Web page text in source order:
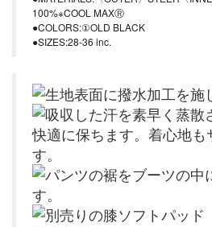
100%※COOL MAXⓇ
●COLORS:①OLD BLACK
●SIZES:28-36 inc.